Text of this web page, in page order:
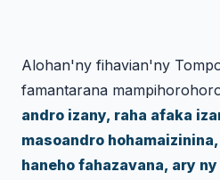
Alohan'ny fihavian'ny
famantarana
andro izany, raha afaka
masoandro
haneho fahazavana, ary